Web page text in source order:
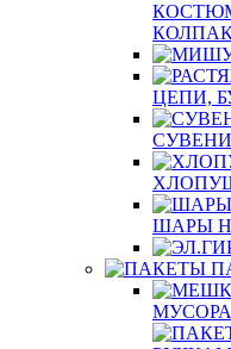
ЦЕПИ,
ШАРЫ
МУСОРА